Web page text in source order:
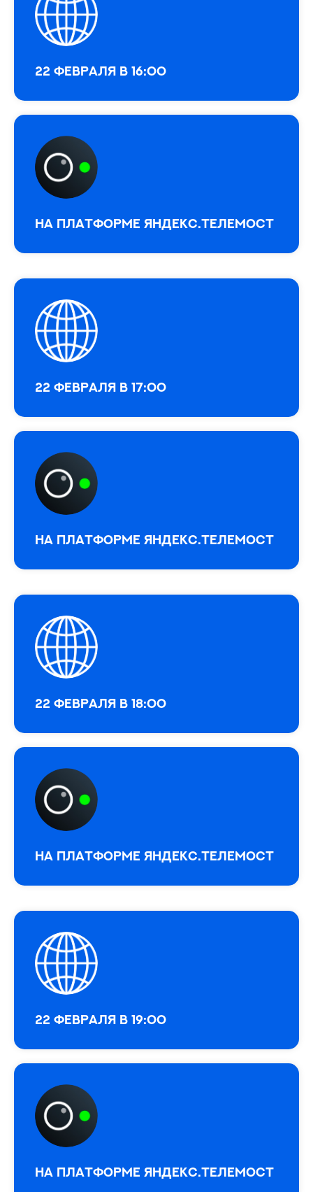
22 февраля в 16:00
На платформе Яндекс.Телемост
22 февраля в 17:00
На платформе Яндекс.Телемост
22 февраля в 18:00
На платформе Яндекс.Телемост
22 февраля в 19:00
На платформе Яндекс.Телемост